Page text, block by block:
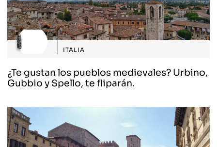
ITALIA
¿Te gustan los pueblos medievales? Urbino,
Gubbio y Spello, te fliparán.